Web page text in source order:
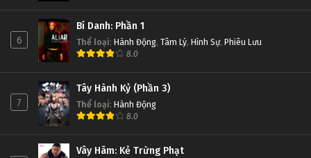
6
Bí Danh: Phần 1
Thể loại: Hành Động, Tâm Lý, Hình Sự, Phiêu Lưu
8.0
7
Tây Hành Kỷ (Phần 3)
Thể loại: Hành Động
8.0
Vây Hãm: Kẻ Trừng Phạt